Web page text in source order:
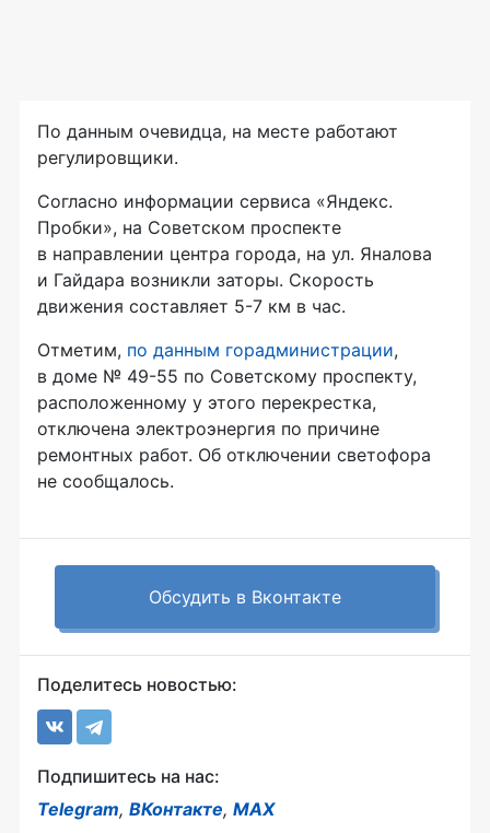
По данным очевидца, на месте работают
регулировщики.
Согласно информации сервиса «Яндекс.
Пробки», на Советском проспекте
в направлении центра города, на ул. Яналова
и Гайдара возникли заторы. Скорость
движения составляет 5-7 км в час.
Отметим, по данным горадминистрации,
в доме № 49-55 по Советскому проспекту,
расположенному у этого перекрестка,
отключена электроэнергия по причине
ремонтных работ. Об отключении светофора
не сообщалось.
Обсудить в Вконтакте
Поделитесь новостью:
Подпишитесь на нас:
Telegram, ВКонтакте, MAX